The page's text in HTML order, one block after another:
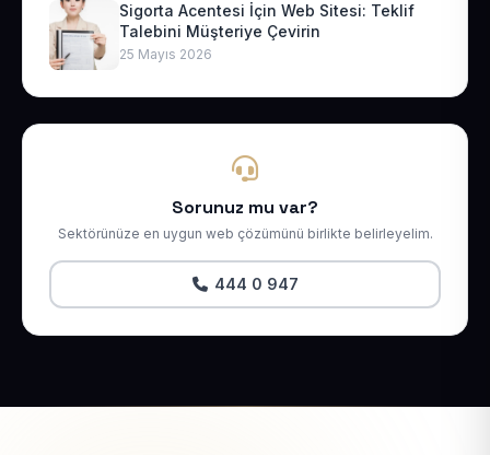
Sigorta Acentesi İçin Web Sitesi: Teklif
Talebini Müşteriye Çevirin
25 Mayıs 2026
Sorunuz mu var?
Sektörünüze en uygun web çözümünü birlikte belirleyelim.
444 0 947